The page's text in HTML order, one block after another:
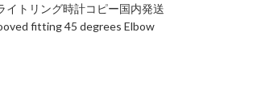
イトリング時計コピー国内発送
fitting 45 degrees Elbow